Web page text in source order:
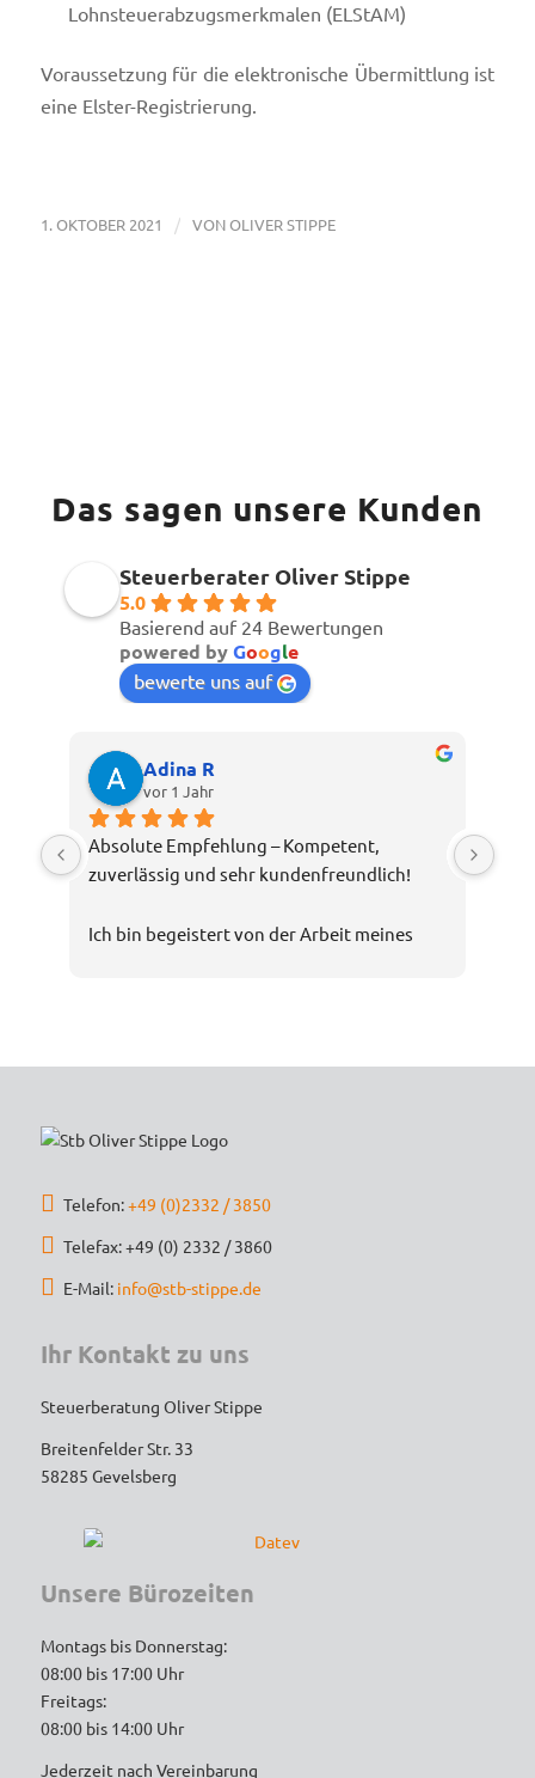
Lohnsteuerabzugsmerkmalen (ELStAM)
Voraussetzung für die elektronische Übermittlung ist
eine Elster-Registrierung.
1. OKTOBER 2021 / VONOLIVER STIPPE
Das sagen unsere Kunden
Steuerberater Oliver Stippe
5.0
Basierend auf 24 Bewertungen
powered byGoogle
bewerte uns auf
Adina R
vor 1 Jahr
Absolute Empfehlung – Kompetent,
zuverlässig und sehr kundenfreundlich!
Ich bin begeistert von der Arbeit meines
unkompliziert, und die Steuererklärung
termingerecht erledigt. Dank der
strategischen Tipps konnte ich sogar
Expertenwissen!
Wer einen engagierten, loyalen und
kompetenten Steuerberater sucht, ist hier
goldrichtig. Vielen Dank für die tolle
weiterhin gerne kommen und empfehle die
Telefon:+49 (0)2332 / 3850
Telefax: +49 (0) 2332 / 3860
E-Mail: info@stb-stippe.de
Ihr Kontakt zu uns
Steuerberatung Oliver Stippe
Breitenfelder Str. 33
58285 Gevelsberg
Unsere Bürozeiten
Montags bis Donnerstag:
08:00 bis 17:00 Uhr
Freitags:
08:00 bis 14:00 Uhr
Jederzeit nach Vereinbarung